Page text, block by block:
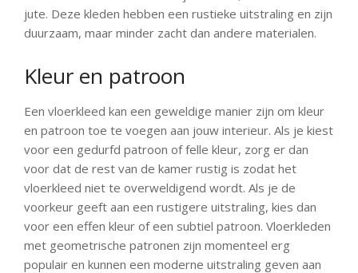
jute. Deze kleden hebben een rustieke uitstraling en zijn
duurzaam, maar minder zacht dan andere materialen.
Kleur en patroon
Een vloerkleed kan een geweldige manier zijn om kleur
en patroon toe te voegen aan jouw interieur. Als je kiest
voor een gedurfd patroon of felle kleur, zorg er dan
voor dat de rest van de kamer rustig is zodat het
vloerkleed niet te overweldigend wordt. Als je de
voorkeur geeft aan een rustigere uitstraling, kies dan
voor een effen kleur of een subtiel patroon. Vloerkleden
met geometrische patronen zijn momenteel erg
populair en kunnen een moderne uitstraling geven aan